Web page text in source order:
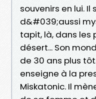
souvenirs en lui.
d&#039;aussi
tapit, là, dans les
désert... Son
de 30 ans plus
enseigne à la
Miskatonic. Il